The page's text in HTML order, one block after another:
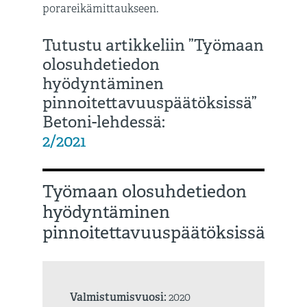
porareikämittaukseen.
Tutustu artikkeliin ”Työmaan
olosuhdetiedon
hyödyntäminen
pinnoitettavuuspäätöksissä”
Betoni-lehdessä:
2/2021
Työmaan olosuhdetiedon
hyödyntäminen
pinnoitettavuuspäätöksissä
Valmistumisvuosi: 2020